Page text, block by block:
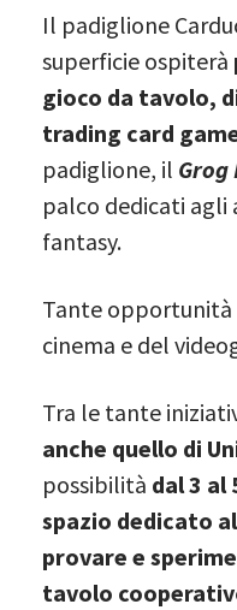
Il padiglione
superficie ospiterà
gioco da tavolo,
trading card
padiglione, il Grog
palco dedicati
fantasy.
Tante opportunità
cinema e del
Tra le tante
anche quello di
possibilità dal 3 al
spazio dedicato
provare e
tavolo